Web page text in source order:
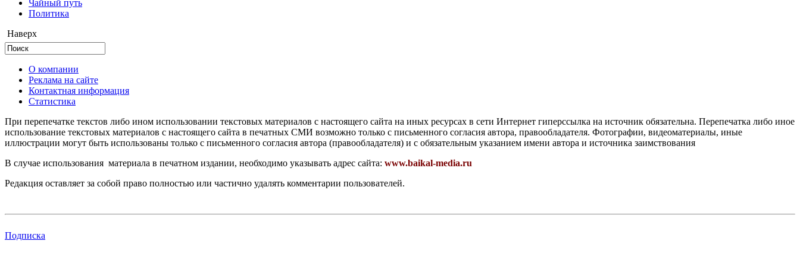
Чайный путь
Политика
Наверх
О компании
Реклама на сайте
Контактная информация
Статистика
При перепечатке текстов либо ином использовании текстовых материалов с настоящего сайта на иных ресурсах в сети Интернет гиперссылка на источник обязательна. Перепечатка либо иное
использование текстовых материалов с настоящего сайта в печатных СМИ возможно только с письменного согласия автора, правообладателя. Фотографии, видеоматериалы, иные
иллюстрации могут быть использованы только с письменного согласия автора (правообладателя) и с обязательным указанием имени автора и источника заимствования
В случае использования материала в печатном издании, необходимо указывать адрес сайта: www.baikal-media.ru
Редакция оставляет за собой право полностью или частично удалять комментарии пользователей.
Подписка